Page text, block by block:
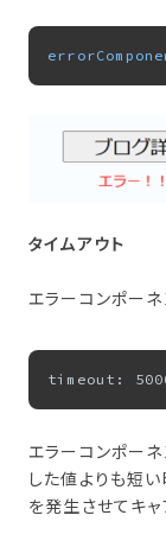
タイムアウト
エラーコンポーネ
エラーコンポー
した値よりも短
を発生させてキャ